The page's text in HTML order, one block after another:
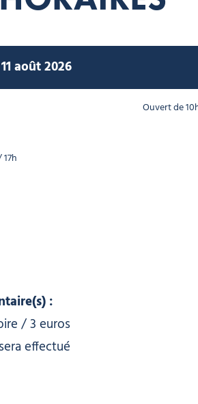
août 2026
Ouvert de
:
/ 3 euros
effectué